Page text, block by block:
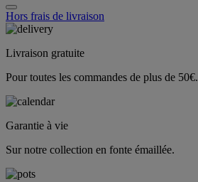
Hors frais de livraison
Livraison gratuite
Pour toutes les commandes de plus de 50€.
Garantie à vie
Sur notre collection en fonte émaillée.